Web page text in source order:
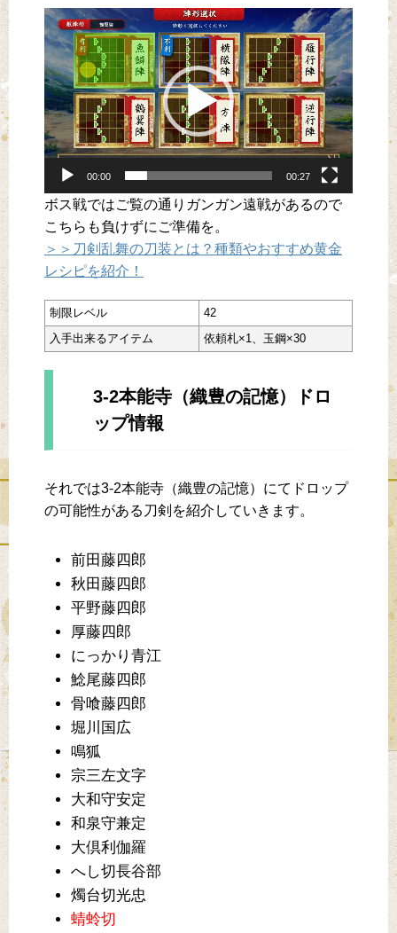
動
画
プ
レ
ー
ヤ
ー
00:00 00:27
ボス戦ではご覧の通りガンガン遠戦があるので
こちらも負けずにご準備を。
＞＞刀剣乱舞の刀装とは？種類やおすすめ黄金
レシピを紹介！
制限レベル
42
入手出来るアイテム
依頼札×1、玉鋼×30
3-2本能寺（織豊の記憶）ドロ
ップ情報
それでは3-2本能寺（織豊の記憶）にてドロップ
の可能性がある刀剣を紹介していきます。
前田藤四郎
秋田藤四郎
平野藤四郎
厚藤四郎
にっかり青江
鯰尾藤四郎
骨喰藤四郎
堀川国広
鳴狐
宗三左文字
大和守安定
和泉守兼定
大倶利伽羅
へし切長谷部
燭台切光忠
蜻蛉切